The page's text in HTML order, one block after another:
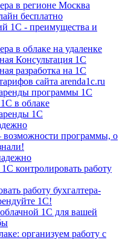
в регионе Москва
бесплатно
1С - преимущества и
в облаке на удаленке
Консультация 1С
разработка на 1С
сайта arenda1c.ru
программы 1С
в облаке
1С
возможности программы, о
контролировать работу
работу бухгалтера-
1С!
1С для вашей
организуем работу с